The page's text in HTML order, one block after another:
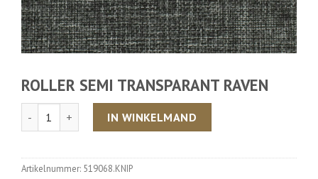
ROLLER SEMI TRANSPARANT RAVEN
Aantal IN WINKELMAND
Artikelnummer: 519068.KNIP